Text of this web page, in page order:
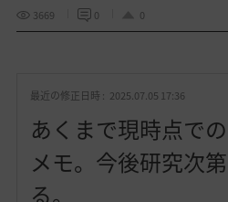
3669
0 0
最近の修正日時 : 2025.07.05 17:36
あくまで現時点で
メモ。今後研究次
る。